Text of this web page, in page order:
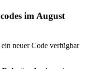
im August
neuer Code verfügbar